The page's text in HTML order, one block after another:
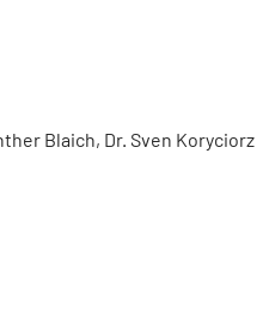
Blaich, Dr. Sven Koryciorz